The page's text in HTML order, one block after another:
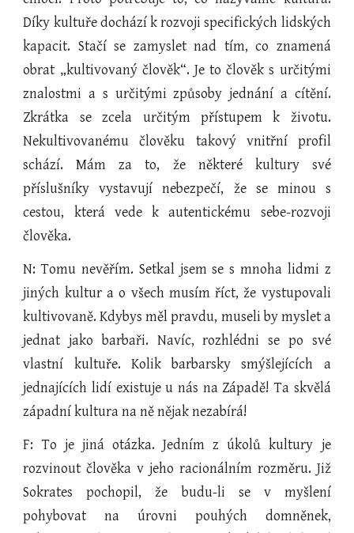
Díky kultuře dochází k rozvoji specifických lidských
kapacit. Stačí se zamyslet nad tím, co znamená
obrat „kultivovaný člověk“. Je to člověk s určitými
znalostmi a s určitými způsoby jednání a cítění.
Zkrátka se zcela určitým přístupem k životu.
Nekultivovanému člověku takový vnitřní profil
schází. Mám za to, že některé kultury své
příslušníky vystavují nebezpečí, že se minou s
cestou, která vede k autentickému sebe-rozvoji
člověka.
N: Tomu nevěřím. Setkal jsem se s mnoha lidmi z
jiných kultur a o všech musím říct, že vystupovali
kultivovaně. Kdybys měl pravdu, museli by myslet a
jednat jako barbaři. Navíc, rozhlédni se po své
vlastní kultuře. Kolik barbarsky smýšlejících a
jednajících lidí existuje u nás na Západě! Ta skvělá
západní kultura na ně nějak nezabírá!
F: To je jiná otázka. Jedním z úkolů kultury je
rozvinout člověka v jeho racionálním rozměru. Již
Sokrates pochopil, že budu-li se v myšlení
pohybovat na úrovni pouhých domněnek,